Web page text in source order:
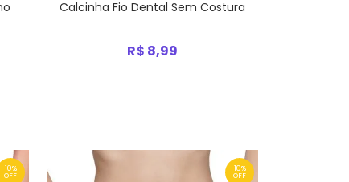
Calcinha Fio Dental Sem Costura
R$ 8,99
10%
OFF
10%
OFF